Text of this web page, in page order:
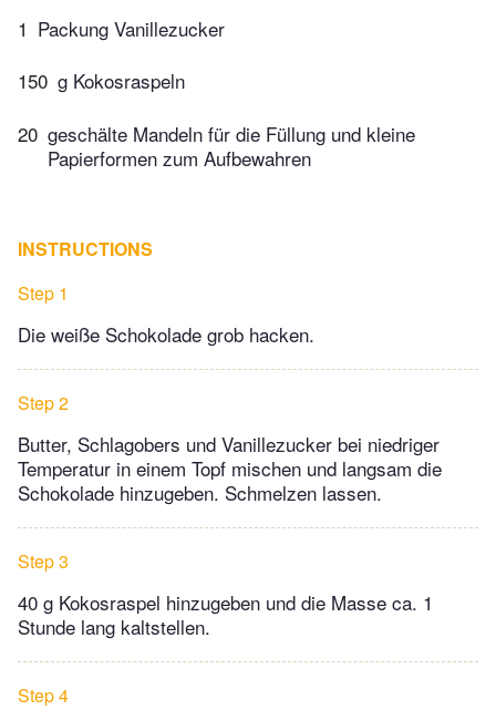
1 Packung Vanillezucker
150 g Kokosraspeln
20 geschälte Mandeln für die Füllung und kleine
Papierformen zum Aufbewahren
INSTRUCTIONS
Step 1
Die weiße Schokolade grob hacken.
Step 2
Butter, Schlagobers und Vanillezucker bei niedriger
Temperatur in einem Topf mischen und langsam die
Schokolade hinzugeben. Schmelzen lassen.
Step 3
40 g Kokosraspel hinzugeben und die Masse ca. 1
Stunde lang kaltstellen.
Step 4